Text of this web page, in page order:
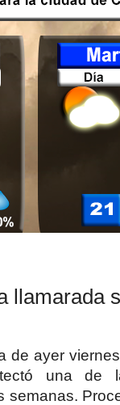
llamarada
de ayer
una de
semanas.